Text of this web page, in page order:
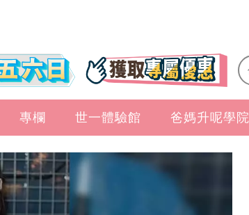
專欄 世一體驗館 爸媽升呢學院